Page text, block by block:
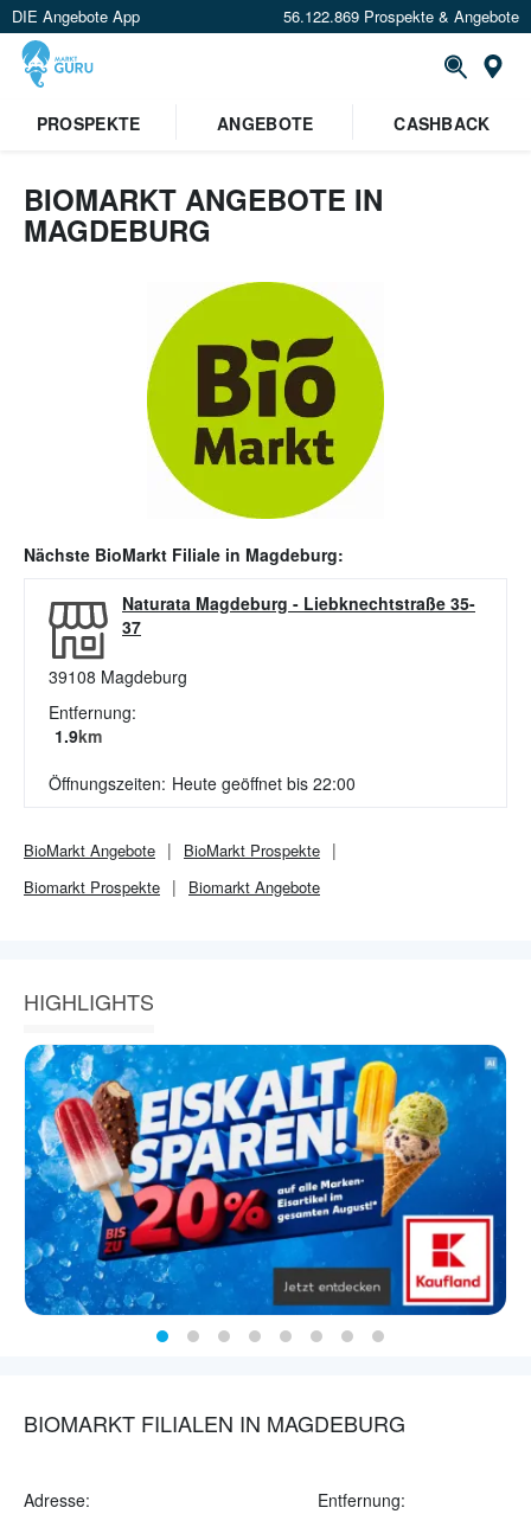
DIE Angebote App 56.122.869 Prospekte & Angebote
PROSPEKTE
ANGEBOTE CASHBACK
BIOMARKT ANGEBOTE IN
MAGDEBURG
Nächste BioMarkt Filiale in Magdeburg:
Naturata Magdeburg - Liebknechtstraße 35-
37
39108 Magdeburg
Entfernung:
1.9km
Öffnungszeiten: Heute geöffnet bis 22:00
BioMarkt Angebote BioMarkt Prospekte
Biomarkt Prospekte Biomarkt Angebote
HIGHLIGHTS
BIOMARKT FILIALEN IN MAGDEBURG
Adresse: Entfernung: